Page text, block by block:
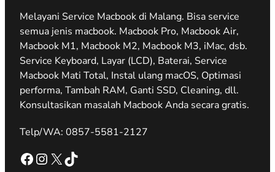
Melayani Service Macbook di Malang. Bisa service
semua jenis macbook. Macbook Pro, Macbook Air,
Macbook M1, Macbook M2, Macbook M3, iMac, dsb.
Service Keyboard, Layar (LCD), Baterai, Service
Macbook Mati Total, Instal ulang macOS, Optimasi
performa, Tambah RAM, Ganti SSD, Cleaning, dll.
Konsultasikan masalah Macbook Anda secara gratis.
Telp/WA: 0857-5581-2127
Facebook Instagram X TikTok